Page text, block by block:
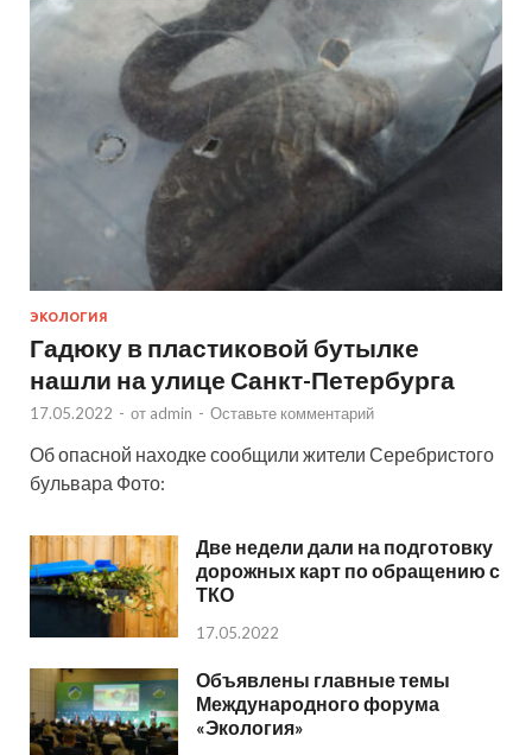
ЭКОЛОГИЯ
Гадюку в пластиковой бутылке
нашли на улице Санкт-Петербурга
17.05.2022 - от admin - Оставьте комментарий
Об опасной находке сообщили жители Серебристого
бульвара Фото:
Две недели дали на подготовку
дорожных карт по обращению с
ТКО
17.05.2022
Объявлены главные темы
Международного форума
«Экология»